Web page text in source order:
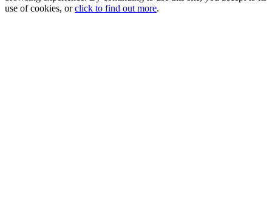
use of cookies, orclick to find out more.